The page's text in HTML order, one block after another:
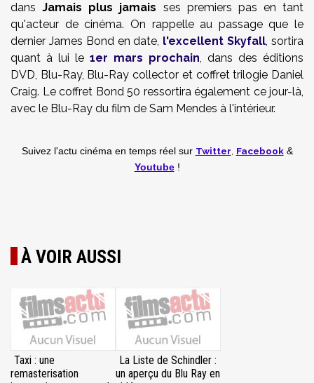
dansJamais plus jamais ses premiers pas en tant
qu'acteur de cinéma. On rappelle au passage que le
dernier James Bond en date, l'excellent Skyfall, sortira
quant à lui le 1er mars prochain, dans des éditions
DVD, Blu-Ray, Blu-Ray collector et coffret trilogie Daniel
Craig. Le coffret Bond 50 ressortira également ce jour-là,
avec le Blu-Ray du film de Sam Mendes à l'intérieur.
Suivez l'actu cinéma en temps réel sur Twitter Facebook&
Youtube!
À VOIR AUSSI
Taxi : une
remasterisation
La Liste de Schindler :
un aperçu du Blu Ray en